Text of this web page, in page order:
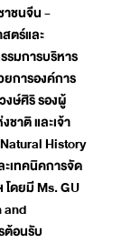
าชนจีน -
ตร์และ
รมการบริหาร
การองค์การ
ษ์ศิริ รองผู้
าติ และเจ้า
History
เทคนิคการจัด
ดยมี Ms. GU
and
ต้อนรับ